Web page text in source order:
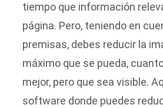
tiempo que información
página. Pero, teniendo en
premisas, debes reducir la
máximo que se pueda,
mejor, pero que sea visible.
software donde puedes